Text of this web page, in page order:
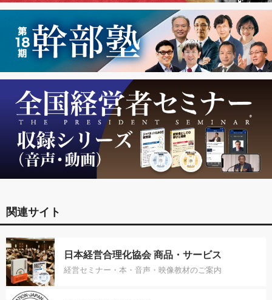
関連サイト
日本経営合理化協会 商品・サービス
経営セミナー・本・音声・映像教材のご案内